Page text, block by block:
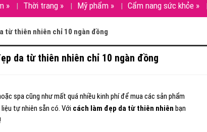
» Thời trang » Mỹ phẩm » Cẩm nang sức khỏe »
từ thiên nhiên chỉ 10 ngàn đồng
da từ thiên nhiên chỉ 10 ngàn đồng
spa cũng như mất quá nhiều kinh phí để mua các sản phẩm
tự nhiên sẵn có. Với cách làm đẹp da từ thiên nhiênbạn